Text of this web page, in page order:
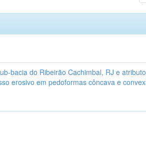
bacia do Ribeirão Cachimbal, RJ e
erosivo em pedoformas côncava e